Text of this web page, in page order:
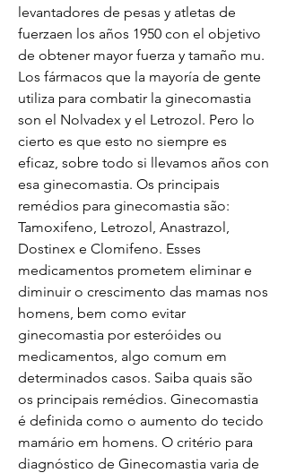
levantadores de pesas y atletas de
fuerzaen los años 1950 con el objetivo
de obtener mayor fuerza y tamaño mu.
Los fármacos que la mayoría de gente
utiliza para combatir la ginecomastia
son el Nolvadex y el Letrozol. Pero lo
cierto es que esto no siempre es
eficaz, sobre todo si llevamos años con
esa ginecomastia. Os principais
remédios para ginecomastia são:
Tamoxifeno, Letrozol, Anastrazol,
Dostinex e Clomifeno. Esses
medicamentos prometem eliminar e
diminuir o crescimento das mamas nos
homens, bem como evitar
ginecomastia por esteróides ou
medicamentos, algo comum em
determinados casos. Saiba quais são
os principais remédios. Ginecomastia
é definida como o aumento do tecido
mamário em homens. O critério para
diagnóstico de Ginecomastia varia de